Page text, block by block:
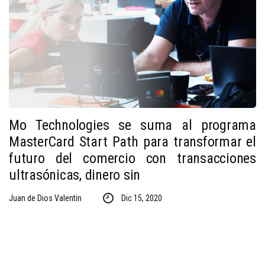
Mo Technologies se suma al programa
MasterCard Start Path para transformar el
futuro del comercio con transacciones
ultrasónicas, dinero sin
Juan de Dios Valentin Dic 15, 2020